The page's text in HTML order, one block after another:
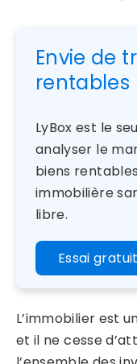
Envie de
rentables
LyBox est le
analyser le
biens
immobilière
libre.
Essai
L’immobilier est
et il ne cesse